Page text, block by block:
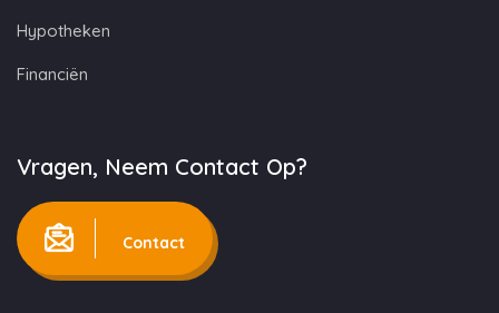
Hypotheken
Financiën
Vragen, Neem Contact Op?
Contact